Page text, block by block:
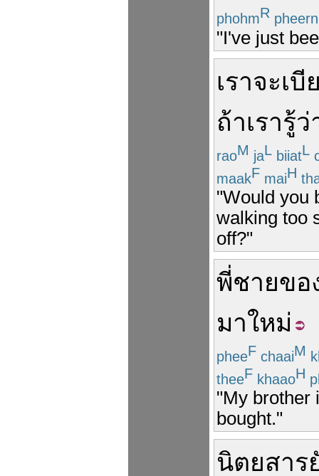
phohmR
"I've just
เราจะเบี
ถ้าเรารู้ว่
raoM jaL biiatL
maakF maiH
"Would you
walking too
off?"
พี่ชายขอ
มาใหม่
pheeF chaaiM
theeF khaaoH
"My brother
bought."
นิตยสาร